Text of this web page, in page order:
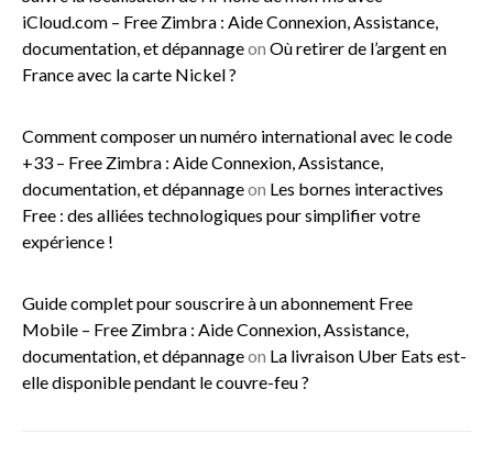
iCloud.com – Free Zimbra : Aide Connexion, Assistance,
documentation, et dépannageon Où retirer de l’argent en
France avec la carte Nickel ?
Comment composer un numéro international avec le code
+33 – Free Zimbra : Aide Connexion, Assistance,
documentation, et dépannageon Les bornes interactives
Free : des alliées technologiques pour simplifier votre
expérience !
Guide complet pour souscrire à un abonnement Free
Mobile – Free Zimbra : Aide Connexion, Assistance,
documentation, et dépannageon La livraison Uber Eats est-
elle disponible pendant le couvre-feu ?